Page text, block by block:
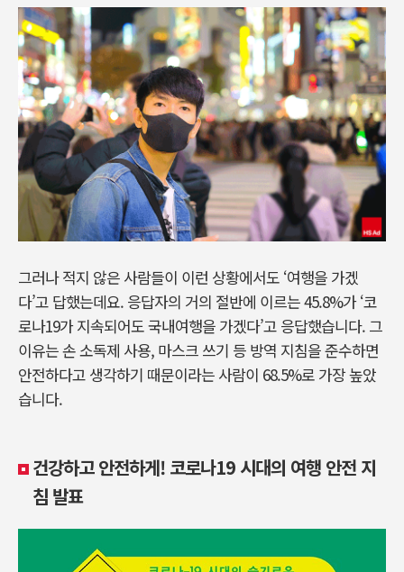
그러나 적지 않은 사람들이 이런 상황에서도 ‘여행을 가겠
다’고 답했는데요. 응답자의 거의 절반에 이르는 45.8%가 ‘코
로나19가 지속되어도 국내여행을 가겠다’고 응답했습니다. 그
이유는 손 소독제 사용, 마스크 쓰기 등 방역 지침을 준수하면
안전하다고 생각하기 때문이라는 사람이 68.5%로 가장 높았
습니다.
건강하고 안전하게! 코로나19 시대의 여행 안전 지
침 발표